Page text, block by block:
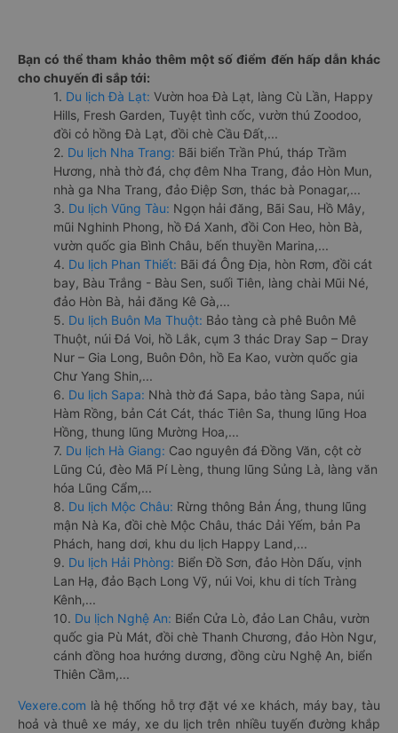
Bạn có thể tham khảo thêm một số điểm đến hấp dẫn khác
cho chuyến đi sắp tới:
1. Du lịch Đà Lạt: Vườn hoa Đà Lạt, làng Cù Lần, Happy
Hills, Fresh Garden, Tuyệt tình cốc, vườn thú Zoodoo,
đồi cỏ hồng Đà Lạt, đồi chè Cầu Đất,...
2. Du lịch Nha Trang: Bãi biển Trần Phú, tháp Trầm
Hương, nhà thờ đá, chợ đêm Nha Trang, đảo Hòn Mun,
nhà ga Nha Trang, đảo Điệp Sơn, thác bà Ponagar,...
3. Du lịch Vũng Tàu: Ngọn hải đăng, Bãi Sau, Hồ Mây,
mũi Nghinh Phong, hồ Đá Xanh, đồi Con Heo, hòn Bà,
vườn quốc gia Bình Châu, bến thuyền Marina,...
4. Du lịch Phan Thiết: Bãi đá Ông Địa, hòn Rơm, đồi cát
bay, Bàu Trắng - Bàu Sen, suối Tiên, làng chài Mũi Né,
đảo Hòn Bà, hải đăng Kê Gà,...
5. Du lịch Buôn Ma Thuột: Bảo tàng cà phê Buôn Mê
Thuột, núi Đá Voi, hồ Lắk, cụm 3 thác Dray Sap – Dray
Nur – Gia Long, Buôn Đôn, hồ Ea Kao, vườn quốc gia
Chư Yang Shin,...
6. Du lịch Sapa: Nhà thờ đá Sapa, bảo tàng Sapa, núi
Hàm Rồng, bản Cát Cát, thác Tiên Sa, thung lũng Hoa
Hồng, thung lũng Mường Hoa,...
7. Du lịch Hà Giang: Cao nguyên đá Đồng Văn, cột cờ
Lũng Cú, đèo Mã Pí Lèng, thung lũng Sủng Là, làng văn
hóa Lũng Cẩm,...
8. Du lịch Mộc Châu: Rừng thông Bản Áng, thung lũng
mận Nà Ka, đồi chè Mộc Châu, thác Dải Yếm, bản Pa
Phách, hang dơi, khu du lịch Happy Land,...
9. Du lịch Hải Phòng: Biển Đồ Sơn, đảo Hòn Dấu, vịnh
Lan Hạ, đảo Bạch Long Vỹ, núi Voi, khu di tích Tràng
Kênh,...
10. Du lịch Nghệ An: Biển Cửa Lò, đảo Lan Châu, vườn
quốc gia Pù Mát, đồi chè Thanh Chương, đảo Hòn Ngư,
cánh đồng hoa hướng dương, đồng cừu Nghệ An, biển
Thiên Cầm,...
Vexere.com là hệ thống hỗ trợ đặt vé xe khách, máy bay, tàu
hoả và thuê xe máy, xe du lịch trên nhiều tuyến đường khắp